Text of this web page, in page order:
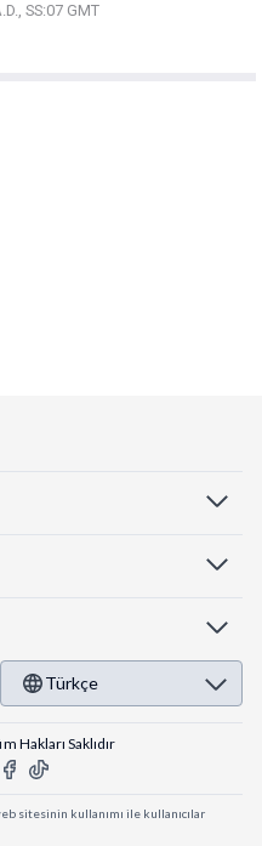
SS:07 GMT
Türkçe
Hakları Saklıdır
sitesinin kullanımı ile kullanıcılar